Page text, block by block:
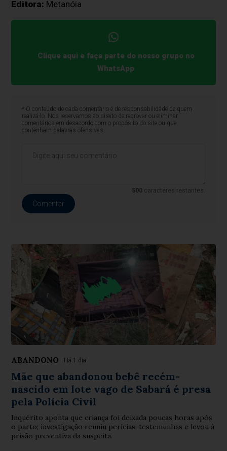
Editora: Metanóia
Clique aqui e faça parte do nosso grupo no
WhatsApp
* O conteúdo de cada comentário é de responsabilidade de quem
realizá-lo. Nos reservamos ao direito de reprovar ou eliminar
comentários em desacordo com o propósito do site ou que
contenham palavras ofensivas.
500 caracteres restantes.
Comentar
ABANDONO Há 1 dia
Mãe que abandonou bebê recém-
nascido em lote vago de Sabará é presa
pela Polícia Civil
Inquérito aponta que criança foi deixada poucas horas após
o parto; investigação reuniu perícias, testemunhas e levou à
prisão preventiva da suspeita.